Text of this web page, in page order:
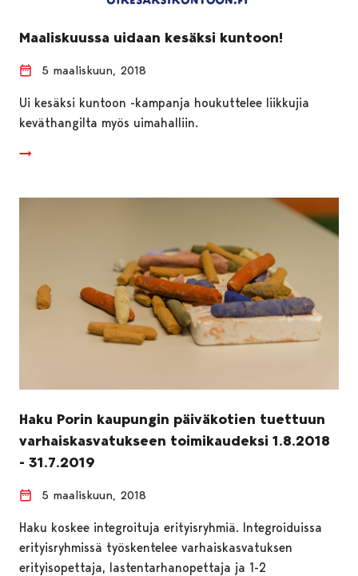
Maaliskuussa uidaan kesäksi kuntoon!
5 maaliskuun, 2018
Ui kesäksi kuntoon -kampanja houkuttelee liikkujia
keväthangilta myös uimahalliin.
Haku Porin kaupungin päiväkotien tuettuun
varhaiskasvatukseen toimikaudeksi 1.8.2018
- 31.7.2019
5 maaliskuun, 2018
Haku koskee integroituja erityisryhmiä. Integroiduissa
erityisryhmissä työskentelee varhaiskasvatuksen
erityisopettaja, lastentarhanopettaja ja 1-2